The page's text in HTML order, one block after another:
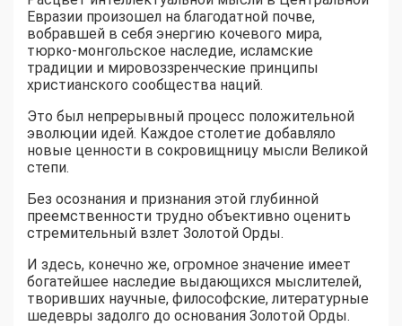
Евразии произошел на благодатной почве,
вобравшей в себя энергию кочевого мира,
тюрко-монгольское наследие, исламские
традиции и мировоззренческие принципы
христианского сообщества наций.
Это был непрерывный процесс положительной
эволюции идей. Каждое столетие добавляло
новые ценности в сокровищницу мысли Великой
степи.
Без осознания и признания этой глубинной
преемственности трудно объективно оценить
стремительный взлет Золотой Орды.
И здесь, конечно же, огромное значение имеет
богатейшее наследие выдающихся мыслителей,
творивших научные, философские, литературные
шедевры задолго до основания Золотой Орды.